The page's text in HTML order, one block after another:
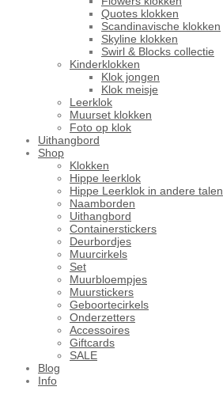
Quotes klokken
Scandinavische klokken
Skyline klokken
Swirl & Blocks collectie
Kinderklokken
Klok jongen
Klok meisje
Leerklok
Muurset klokken
Foto op klok
Uithangbord
Shop
Klokken
Hippe leerklok
Hippe Leerklok in andere talen
Naamborden
Uithangbord
Containerstickers
Deurbordjes
Muurcirkels
Set
Muurbloempjes
Muurstickers
Geboortecirkels
Onderzetters
Accessoires
Giftcards
SALE
Blog
Info